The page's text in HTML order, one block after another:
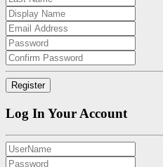
Log In Your Account